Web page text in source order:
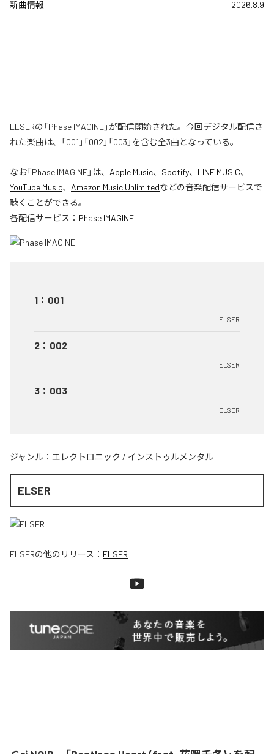
新曲情報 2026.8.9
ELSERの「Phase IMAGINE」が配信開始された。今回デジタル配信さ
れた楽曲は、「001」「002」「003」を含む全3曲となっている。
なお「Phase IMAGINE」は、 Apple Music、 Spotify、 LINE MUSIC、
YouTube Music、 Amazon Music Unlimitedなどの音楽配信サービスで
聴くことができる。
各配信サービス： Phase IMAGINE
1 ： 001
ELSER
2 ： 002
ELSER
3 ： 003
ELSER
ジャンル： エレクトロニック / インストゥルメンタル
ELSER
ELSERの他のリリース： ELSER